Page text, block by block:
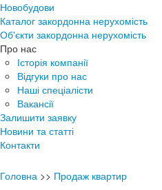
Новобудови
Каталог закордонна нерухомість
Об'єкти закордонна нерухомість
Про нас
Історія компанії
Відгуки про нас
Наші спеціалісти
Вакансії
Залишити заявку
Новини та статті
Контакти
Головна >> Продаж квартир